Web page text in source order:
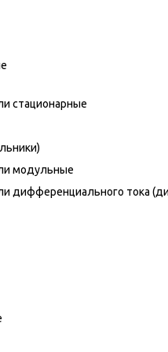
стационарные
модульные
дифференциального тока